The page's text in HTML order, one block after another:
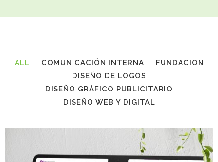
ALL COMUNICACIÓN INTERNA
FUNDACION
DISEÑO DE LOGOS
DISEÑO GRÁFICO PUBLICITARIO
DISEÑO WEB Y DIGITAL